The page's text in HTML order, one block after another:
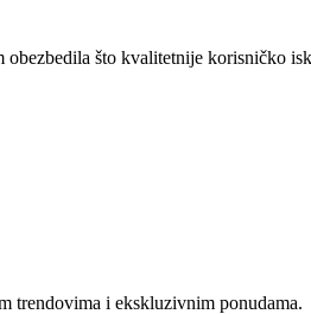
što kvalitetnije korisničko
trendovima i ekskluzivnim ponudama.